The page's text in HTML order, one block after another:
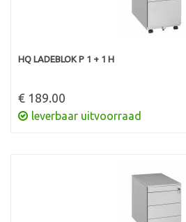
HQ LADEBLOK P 1 + 1 H
€ 189.00
leverbaar uitvoorraad